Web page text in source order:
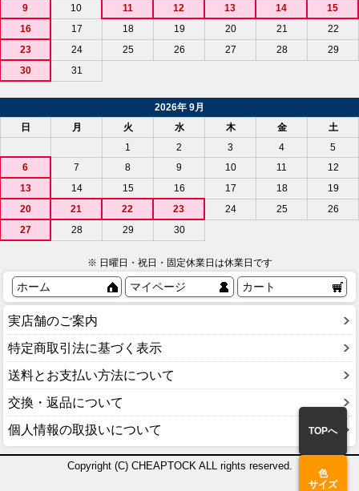
9
10 11 12 13 14
15
16
17 18 19 20 21
22
23
24 25 26 27 28
29
30
31
2026年 9月
日
月 火 水 木 金
土
1
2 3 4
5
6
7 8 9 10 11
12
13
14 15 16 17 18
19
20
21 22 23 24 25
26
27
28 29 30
※ 日曜日・祝日・固定休業日は休業日です
TOPへ
色
サイズ
ホーム マイページ カート
実店舗のご案内
特定商取引法に基づく表示
送料とお支払い方法について
交換・返品について
個人情報の取扱いについて
Copyright (C) CHEAPTOCK ALL rights reserved.